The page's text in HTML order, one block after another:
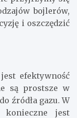
bojlerów,
i oszczędzić
efektywność
są prostsze w
źródła gazu. W
konieczne jest